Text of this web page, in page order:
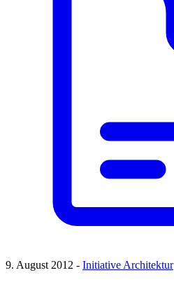
9. August 2012 - Initiative Architektur